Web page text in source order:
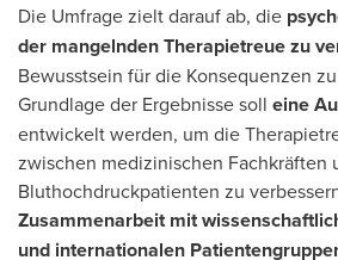
Die Umfrage zielt darauf ab, die
der mangelnden Therapietreue zu
Bewusstsein für die Konsequenzen
Grundlage der Ergebnisse soll eine
entwickelt werden, um die
zwischen medizinischen Fachkräften
Bluthochdruckpatienten zu
Zusammenarbeit mit
und internationalen